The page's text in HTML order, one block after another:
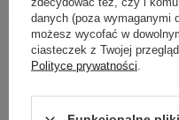
Inni klienci
danych (poza wymaganymi
możesz wycofać w
ciasteczek z Twojej
Polityce prywatności